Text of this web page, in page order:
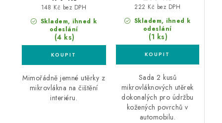
Skladem, ihned k
odeslání
(4 ks)
148 Kč bez DPH
Mimořádně jemné utěrky z
mikrovlákna na čištění
interiéru.
Skladem, ihned k
odeslání
(1 ks)
222 Kč bez DPH
Sada 2 kusů
mikrovláknových utěrek
dokonalých pro údržbu
kožených povrchů v
automobilu.